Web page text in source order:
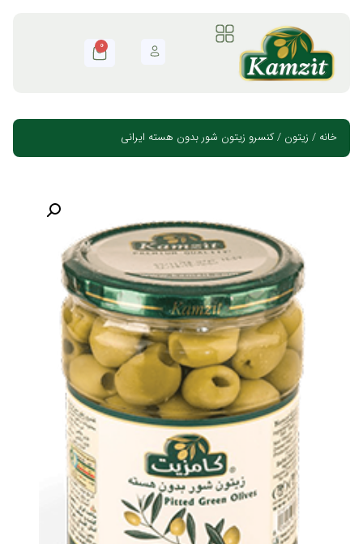
0
خانه / زیتون / کنسرو زیتون شور بدون هسته ایرانی